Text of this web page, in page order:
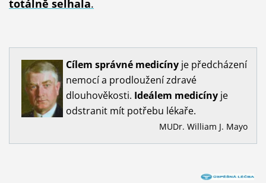
totálně selhala.
Cílem správné medicíny je předcházení
nemocí a prodloužení zdravé
dlouhověkosti. Ideálem medicínyje
odstranit mít potřebu lékaře.
MUDr. William J. Mayo